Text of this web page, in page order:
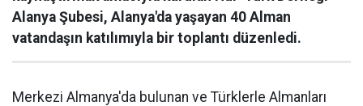
Alanya Şubesi, Alanya'da yaşayan 40 Alman
vatandaşın katılımıyla bir toplantı düzenledi.
Merkezi Almanya'da bulunan ve Türklerle Almanları